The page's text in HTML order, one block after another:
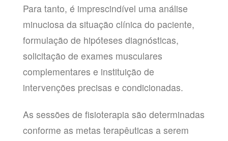
Para tanto, é imprescindível uma análise
minuciosa da situação clínica do paciente,
formulação de hipóteses diagnósticas,
solicitação de exames musculares
complementares e instituição de
intervenções precisas e condicionadas.
As sessões de fisioterapia são determinadas
conforme as metas terapêuticas a serem